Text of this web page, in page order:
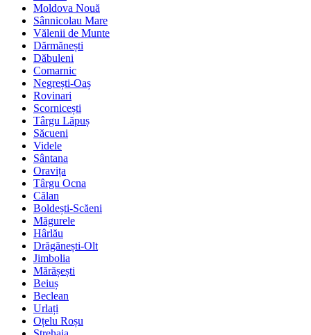
Moldova Nouă
Sânnicolau Mare
Vălenii de Munte
Dărmănești
Dăbuleni
Comarnic
Negrești-Oaș
Rovinari
Scornicești
Târgu Lăpuș
Săcueni
Videle
Sântana
Oravița
Târgu Ocna
Călan
Boldești-Scăeni
Măgurele
Hârlău
Drăgănești-Olt
Jimbolia
Mărășești
Beiuș
Beclean
Urlați
Oțelu Roșu